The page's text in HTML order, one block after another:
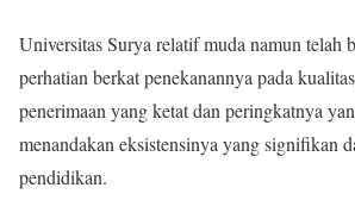
Universitas Surya relatif muda namun telah
perhatian berkat penekanannya pada
penerimaan yang ketat dan peringkatnya
menandakan eksistensinya yang signifikan
pendidikan.